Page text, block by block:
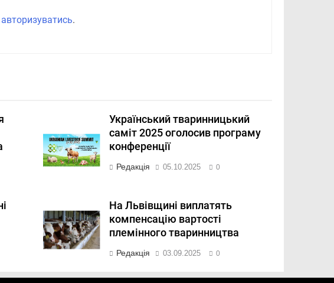
авторизуватись.
Український тваринницький
саміт 2025 оголосив програму
конференції
Редакція 05.10.2025 0
На Львівщині виплатять
компенсацію вартості
племінного тваринництва
Редакція 03.09.2025 0